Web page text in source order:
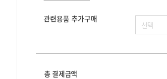
관련용품 추가구매
선택
총 결제금액